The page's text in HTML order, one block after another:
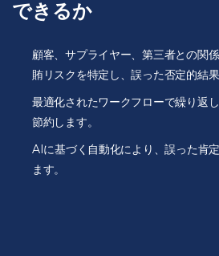
できるか
顧客、サプライヤー、第三者との関
賄リスクを特定し、誤った否定的結
最適化されたワークフローで繰り返
節約します。
AIに基づく自動化により、誤った肯
ます。